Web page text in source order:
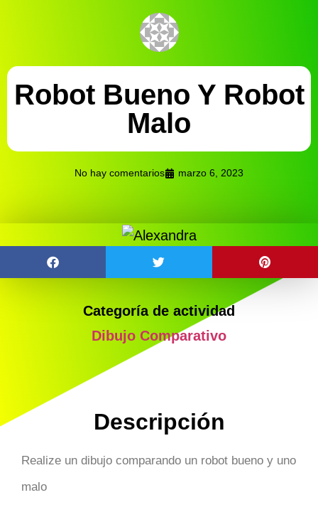
Robot Bueno Y Robot
Malo
No hay comentarios marzo 6, 2023
Categoría de actividad
Dibujo Comparativo
Descripción
Realize un dibujo comparando un robot bueno y uno
malo